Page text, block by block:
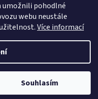
umožnili pohodlné
webu neustále
Více informací
Souhlasím
práva vyhrazena.